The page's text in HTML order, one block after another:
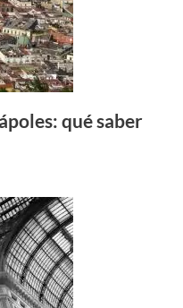
qué saber